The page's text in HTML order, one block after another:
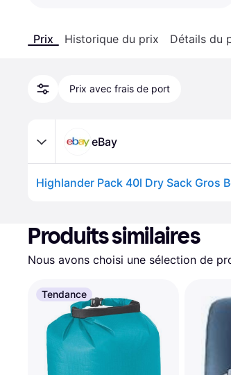
Prix Historique du prix Détails du
Prix avec frais de port
eBay
Produits similaires
Nous avons choisi une sélection de
Tendance